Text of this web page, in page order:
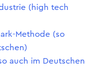
(high tech
Methode (so
auch im Deutschen